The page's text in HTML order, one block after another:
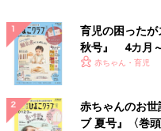
育児の困った
秋号』 4カ月
いっぱい！
赤ちゃん・育児
赤ちゃんのお
ブ 夏号』〈巻